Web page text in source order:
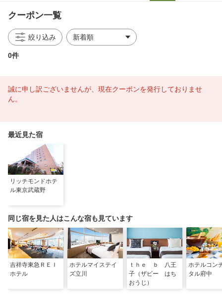
クーポン一覧
絞り込み
0件
誠に申し訳ございませんが、現在クーポンを発行しておりませ
ん。
最近見た宿
リッチモンドホテ
ル東京武蔵野
同じ宿を見た人はこんな宿も見ています
吉祥寺東急ＲＥＩ
ホテル
ホテルマイステイ
ズ立川
ｔｈｅ ｂ 八王
子（ザビー はち
おうじ）
ホテルコン
タル府中